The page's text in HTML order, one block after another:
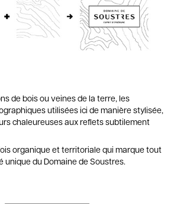
de bois ou veines de la terre, les
utilisées ici de manière stylisée,
chaleureuses aux reflets subtilement
organique et territoriale qui marque tout
unique du Domaine de Soustres.